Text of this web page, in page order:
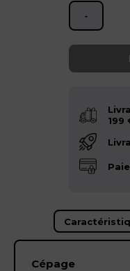
-
199
Cépage